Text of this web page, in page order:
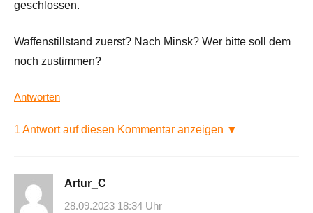
geschlossen.
Waffenstillstand zuerst? Nach Minsk? Wer bitte soll dem
noch zustimmen?
Antworten
1 Antwort auf diesen Kommentar anzeigen ▼
Artur_C
28.09.2023 18:34 Uhr